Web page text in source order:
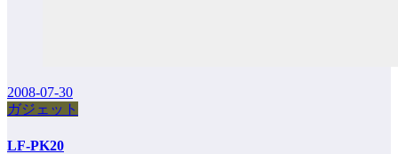
2008-07-30
ガジェット
LF-PK20